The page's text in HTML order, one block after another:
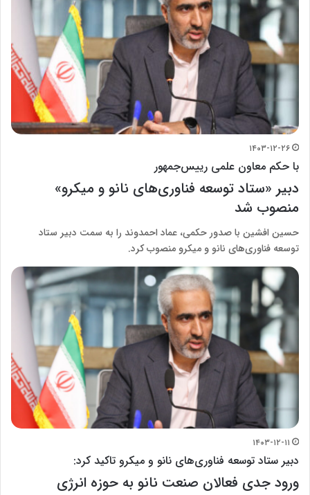
۱۴۰۳-۱۲-۲۶
با حکم معاون علمی رییس‌جمهور
دبیر «ستاد توسعه فناوری‌های نانو و میکرو»
منصوب شد
حسین افشین با صدور حکمی، عماد احمدوند را به سمت دبیر ستاد
توسعه فناوری‌های نانو و میکرو منصوب کرد.
۱۴۰۳-۱۲-۱۱
دبیر ستاد توسعه فناوری‌های نانو و میکرو تاکید کرد:
ورود جدی فعالان صنعت نانو به حوزه انرژی